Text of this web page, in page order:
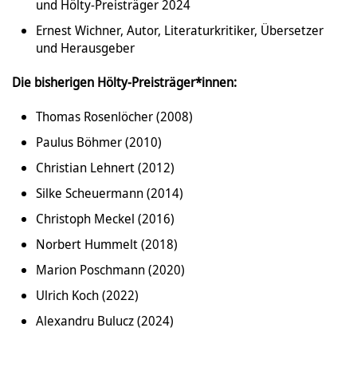
und Hölty-Preisträger 2024
Ernest Wichner, Autor, Literaturkritiker, Übersetzer
und Herausgeber
Die bisherigen Hölty-Preisträger*innen:
Thomas Rosenlöcher (2008)
Paulus Böhmer (2010)
Christian Lehnert (2012)
Silke Scheuermann (2014)
Christoph Meckel (2016)
Norbert Hummelt (2018)
Marion Poschmann (2020)
Ulrich Koch (2022)
Alexandru Bulucz (2024)